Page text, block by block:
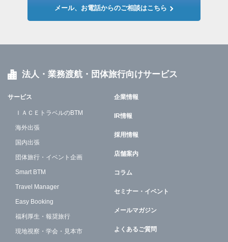
メール、お電話からのご相談はこちら
法人・業務渡航・団体旅行向けサービス
サービス
ＩＡＣＥトラベルのBTM
海外出張
国内出張
団体旅行・イベント企画
Smart BTM
Travel Manager
Easy Booking
福利厚生・報奨旅行
現地視察・学会・見本市
企業情報
IR情報
採用情報
店舗案内
コラム
セミナー・イベント
メールマガジン
よくあるご質問